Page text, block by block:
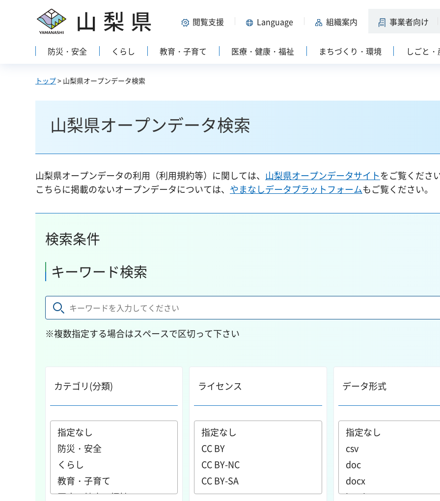
山梨県 閲覧支援 Language 組織案内 事業者向け
防災・安全 くらし 教育・子育て 医療・健康・福祉 まちづくり・環境 しごと
トップ> 山梨県オープンデータ検索
山梨県オープンデータ検索
山梨県オープンデータの利用（利用規約等）に関しては、 山梨県オープンデータサイトをご覧くださ
こちらに掲載のないオープンデータについては、 やまなしデータプラットフォームもご覧ください。
検索条件
キーワード検索
※複数指定する場合はスペースで区切って下さい
カテゴリ(分類) ライセンス データ形式